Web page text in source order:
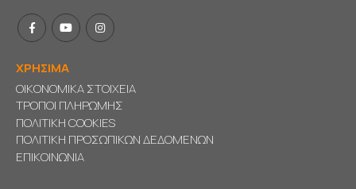
ΧΡΗΣΙΜΑ
ΟΙΚΟΝΟΜΙΚΑ ΣΤΟΙΧΕΙΑ
ΤΡΟΠΟΙ ΠΛΗΡΩΜΗΣ
ΠΟΛΙΤΙΚΗ COOKIES
ΠΟΛΙΤΙΚΗ ΠΡΟΣΩΠΙΚΩΝ ΔΕΔΟΜΕΝΩΝ
ΕΠΙΚΟΙΝΩΝΙΑ